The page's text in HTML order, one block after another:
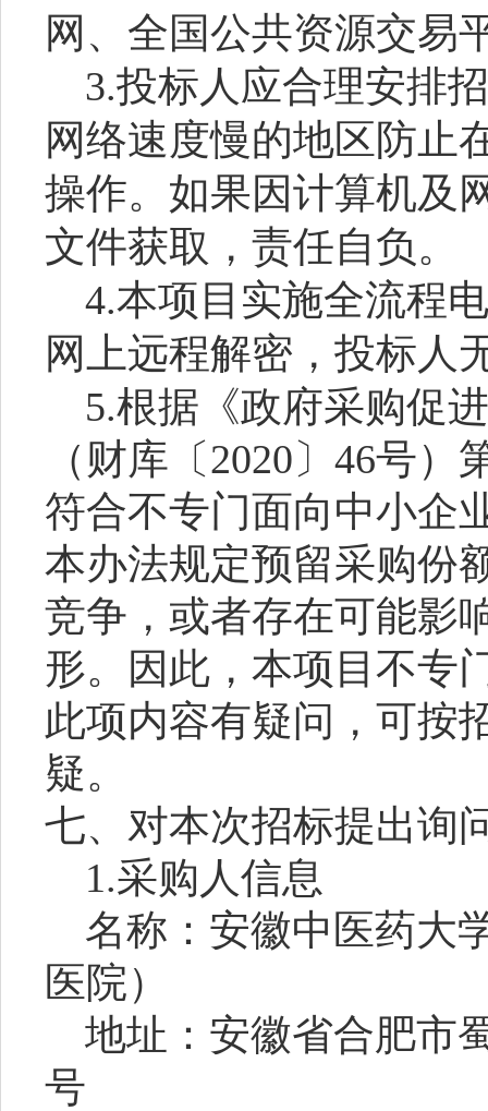
网、全国公共资源交易
3.投标人应合理安排
网络速度慢的地区防止
操作。如果因计算机及
文件获取，责任自负。
4.本项目实施全流程
网上远程解密，投标人
5.根据《政府采购促
（财库〔2020〕46号
符合不专门面向中小企
本办法规定预留采购份
竞争，或者存在可能影
形。因此，本项目不专
此项内容有疑问，可按
疑。
七、对本次招标提出询
1.采购人信息
名称：安徽中医药大
医院）
地址：安徽省合肥市
号